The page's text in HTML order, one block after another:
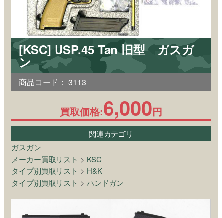
[KSC] USP.45 Tan 旧型 ガスガ
ン
商品コード： 3113
買取価格:6,000円
関連カテゴリ
ガスガン
メーカー買取リスト > KSC
タイプ別買取リスト > H&K
タイプ別買取リスト > ハンドガン